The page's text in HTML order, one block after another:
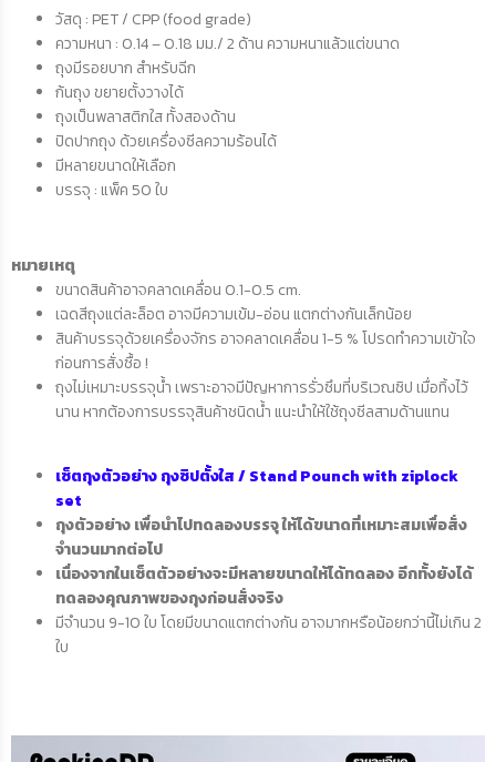
วัสดุ : PET / CPP (food grade)
ความหนา : 0.14 – 0.18 มม./ 2 ด้าน ความหนาแล้วแต่ขนาด
ถุงมีรอยบาก สำหรับฉีก
ก้นถุง ขยายตั้งวางได้
ถุงเป็นพลาสติกใส ทั้งสองด้าน
ปิดปากถุง ด้วยเครื่องซีลความร้อนได้
มีหลายขนาดให้เลือก
บรรจุ : แพ็ค 50 ใบ
หมายเหตุ
ขนาดสินค้าอาจคลาดเคลื่อน 0.1-0.5 cm.
เฉดสีถุงแต่ละล็อต อาจมีความเข้ม-อ่อน แตกต่างกันเล็กน้อย
สินค้าบรรจุด้วยเครื่องจักร อาจคลาดเคลื่อน 1-5 % โปรดทำความเข้าใจ
ก่อนการสั่งซื้อ !
ถุงไม่เหมาะบรรจุน้ำ เพราะอาจมีปัญหาการรั่วซึมที่บริเวณซิป เมื่อทิ้งไว้
นาน หากต้องการบรรจุสินค้าชนิดน้ำ แนะนำให้ใช้ถุงซีลสามด้านแทน
เซ็ตถุงตัวอย่าง ถุงซิปตั้งใส / Stand Pounch with ziplock
set
ถุงตัวอย่าง เพื่อนำไปทดลองบรรจุ ให้ได้ขนาดที่เหมาะสมเพื่อสั่ง
จำนวนมากต่อไป
เนื่องจากในเซ็ตตัวอย่างจะมีหลายขนาดให้ได้ทดลอง อีกทั้งยังได้
ทดลองคุณภาพของถุงก่อนสั่งจริง
มีจำนวน 9-10 ใบ โดยมีขนาดแตกต่างกัน อาจมากหรือน้อยกว่านี้ไม่เกิน 2
ใบ